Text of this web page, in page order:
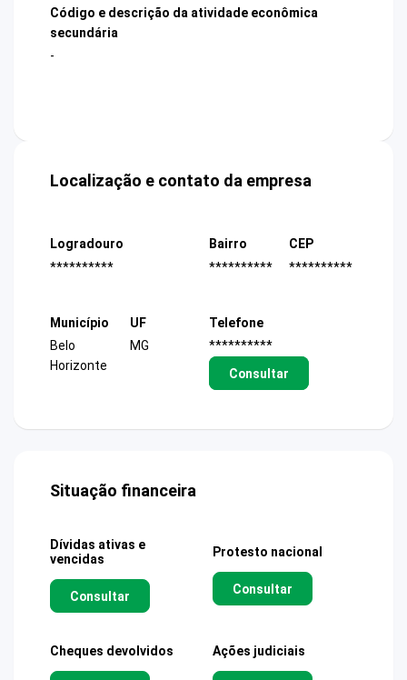
Código e descrição da atividade econômica
secundária
-
Localização e contato da empresa
Logradouro
**********
Bairro
**********
CEP
**********
Município
Belo
Horizonte
UF
MG
Telefone
**********
Consultar
Situação financeira
Dívidas ativas e
vencidas
Consultar
Protesto nacional
Consultar
Cheques devolvidos Ações judiciais